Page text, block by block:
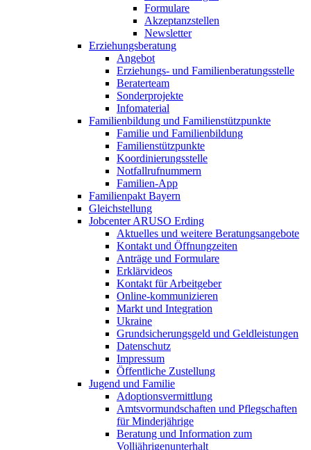
Formulare
Akzeptanzstellen
Newsletter
Erziehungsberatung
Angebot
Erziehungs- und Familienberatungsstelle
Beraterteam
Sonderprojekte
Infomaterial
Familienbildung und Familienstützpunkte
Familie und Familienbildung
Familienstützpunkte
Koordinierungsstelle
Notfallrufnummern
Familien-App
Familienpakt Bayern
Gleichstellung
Jobcenter ARUSO Erding
Aktuelles und weitere Beratungsangebote
Kontakt und Öffnungzeiten
Anträge und Formulare
Erklärvideos
Kontakt für Arbeitgeber
Online-kommunizieren
Markt und Integration
Ukraine
Grundsicherungsgeld und Geldleistungen
Datenschutz
Impressum
Öffentliche Zustellung
Jugend und Familie
Adoptionsvermittlung
Amtsvormundschaften und Pflegschaften
für Minderjährige
Beratung und Information zum
Volljährigenunterhalt